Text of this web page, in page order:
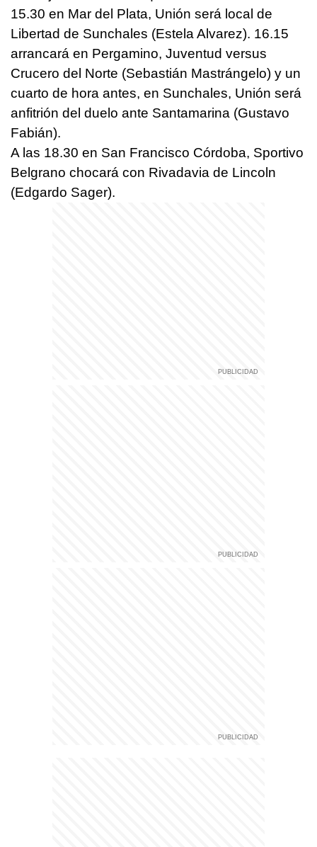
15.30 en Mar del Plata, Unión será local de
Libertad de Sunchales (Estela Alvarez). 16.15
arrancará en Pergamino, Juventud versus
Crucero del Norte (Sebastián Mastrángelo) y un
cuarto de hora antes, en Sunchales, Unión será
anfitrión del duelo ante Santamarina (Gustavo
Fabián).
A las 18.30 en San Francisco Córdoba, Sportivo
Belgrano chocará con Rivadavia de Lincoln
(Edgardo Sager).